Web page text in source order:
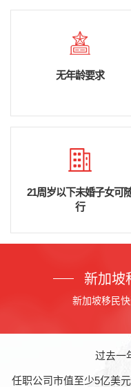
无年龄要求
21周岁以下未婚子女可
行
新加坡
新加坡移民
过去一
任职公司市值至少5亿美